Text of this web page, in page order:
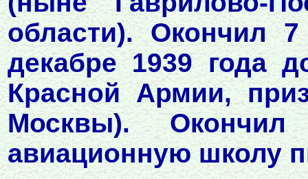
области). Окончил
декабре 1939 года
Красной Армии,
Москвы). Окончил
авиационную школу